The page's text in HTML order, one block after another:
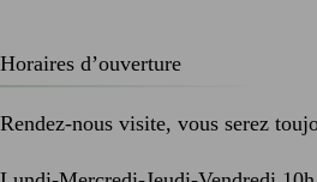
Horaires d’ouverture
Rendez-nous visite, vous serez